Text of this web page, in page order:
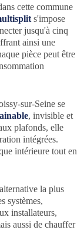
cette commune
s'impose
jusqu'à cinq
ainsi une
pièce peut être
sur-Seine se
, invisible et
plafonds, elle
intégrées.
intérieure tout en
la plus
systèmes,
installateurs,
aussi de chauffer